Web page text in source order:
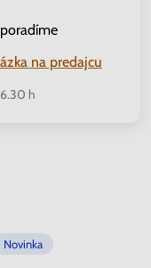
na predajcu
h
Novinka